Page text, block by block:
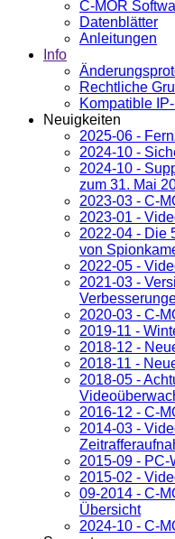
C-MOR
Datenblätter
Anleitungen
Info
Rechtliche
Kompatible
Neuigkeiten
2025-06 -
2024-10 -
2024-10 -
zum 31. Mai
2023-03 - C-
2023-01 -
2022-04 - Die
von
2022-05 -
2021-03 -
2020-03 - C-
2019-11 -
2018-12 -
2018-11 -
2018-05 -
2016-12 - C-
2014-03 -
2015-09 - PC-
2015-02 -
09-2014 - C-
Übersicht
2024-10 - C-